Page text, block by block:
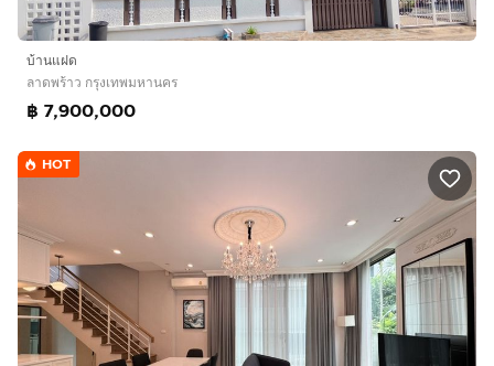
บ้านแฝด
ลาดพร้าว กรุงเทพมหานคร
฿ 7,900,000
HOT